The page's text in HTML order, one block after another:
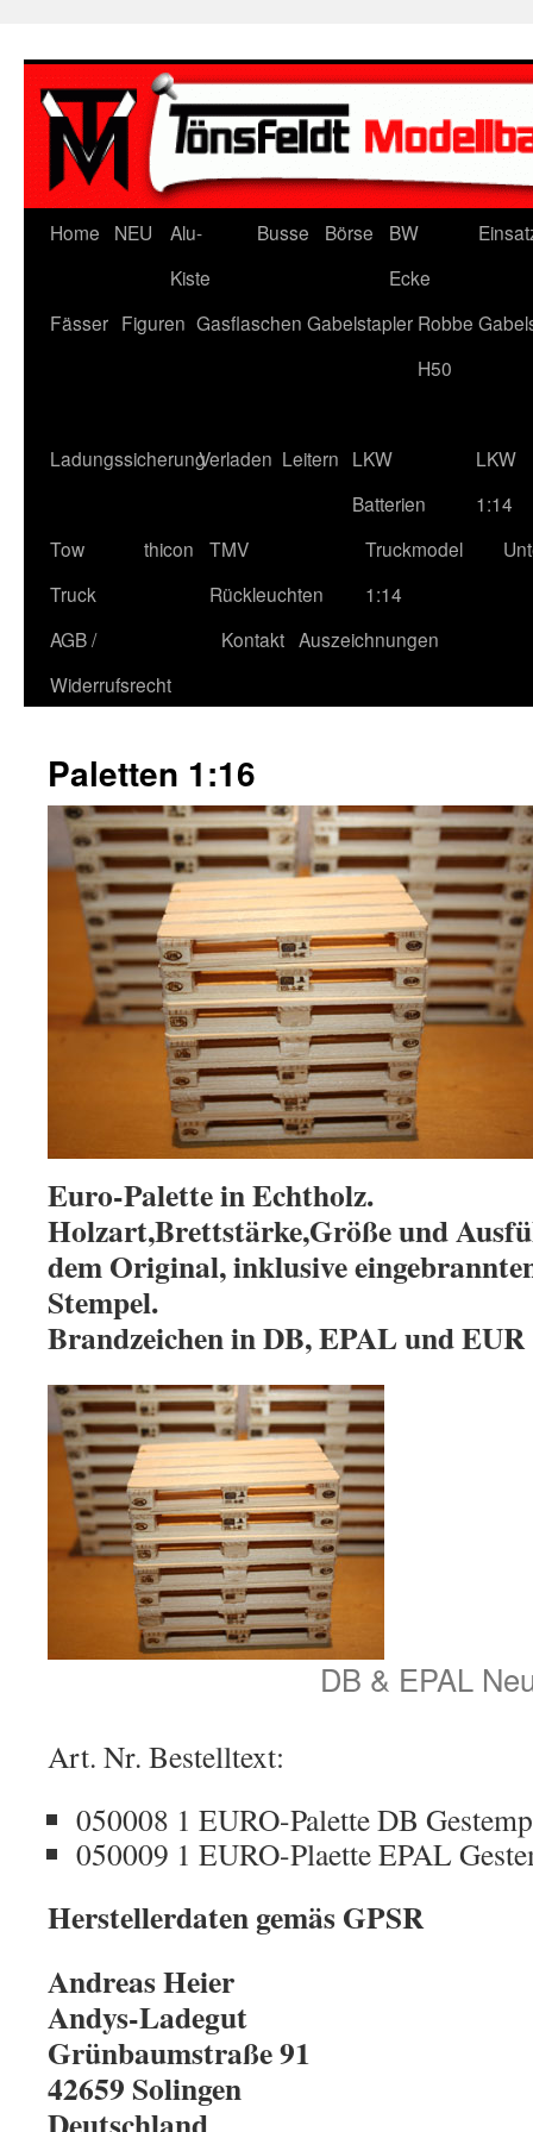
Home NEU
Alu-
Kiste
Busse Börse
BW
Ecke
Fässer Figuren Gasflaschen Gabelstapler Robbe
H50
LadungssicherungVerladen Leitern LKW
Batterien
LKW
1:14
Tow
Truck
thicon
TMV
Rückleuchten
Truckmodel
1:14
AGB /
Widerrufsrecht
Kontakt Auszeichnungen
Paletten 1:16
Euro-Palette in Echtholz.
Holzart,Brettstärke,Größe und
dem Original, inklusive
Stempel.
Brandzeichen in DB, EPAL und EUR
DB & EPAL
Art. Nr. Bestelltext:
050008 1 EURO-Palette DB
050009 1 EURO-Plaette EPAL
Herstellerdaten gemäs GPSR
Andreas Heier
Andys-Ladegut
Grünbaumstraße 91
42659 Solingen